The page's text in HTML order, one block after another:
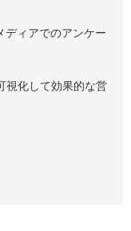
ディアでのアンケー
視化して効果的な営